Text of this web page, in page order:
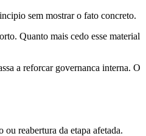
sem mostrar o fato concreto.
Quanto mais cedo esse material
a reforcar governanca interna. O
reabertura da etapa afetada.